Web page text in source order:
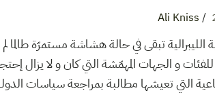
/
Ali Kniss
الليبرالية تبقى في حالة هشاشة مستمرّة طالما
للفئات و الجهات المهمّشة التي كان و لا يزال
التي تعيشها مطالبة بمراجعة سياسات